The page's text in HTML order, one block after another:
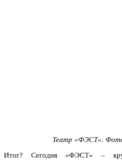
Театр «ФЭСТ».
Итог? Сегодня «ФЭСТ» –